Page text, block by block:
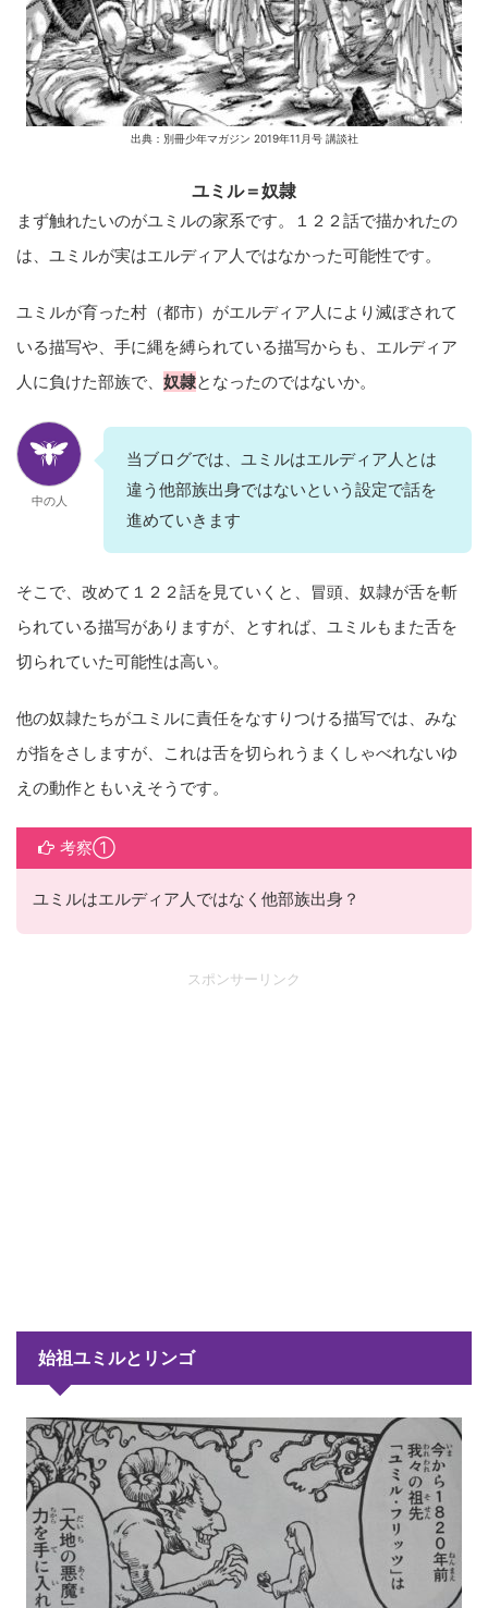
出典：別冊少年マガジン 2019年11月号 講談社
ユミル＝奴隷
まず触れたいのがユミルの家系です。１２２話で描かれたの
は、ユミルが実はエルディア人ではなかった可能性です。
ユミルが育った村（都市）がエルディア人により滅ぼされて
いる描写や、手に縄を縛られている描写からも、エルディア
人に負けた部族で、 奴隷となったのではないか。
中の人
当ブログでは、ユミルはエルディア人とは
違う他部族出身ではないという設定で話を
進めていきます
そこで、改めて１２２話を見ていくと、冒頭、奴隷が舌を斬
られている描写がありますが、とすれば、ユミルもまた舌を
切られていた可能性は高い。
他の奴隷たちがユミルに責任をなすりつける描写では、みな
が指をさしますが、これは舌を切られうまくしゃべれないゆ
えの動作ともいえそうです。
考察①
ユミルはエルディア人ではなく他部族出身？
スポンサーリンク
始祖ユミルとリンゴ